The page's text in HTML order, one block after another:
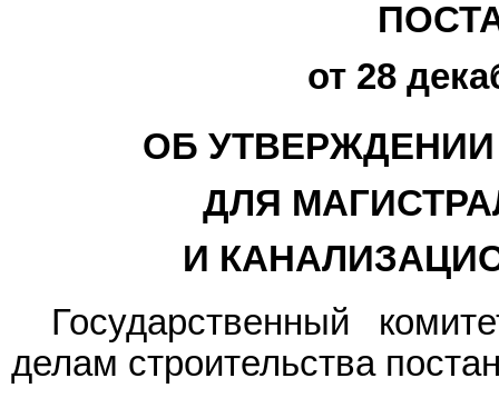
от 28
ОБ
ДЛЯ
И
Государственный
делам строительства